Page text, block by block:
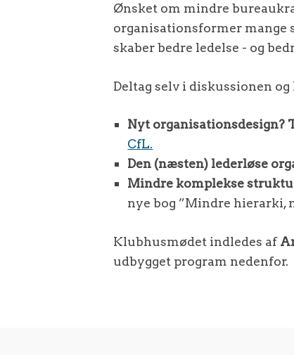
Ønsket om mindre
organisationsformer mange
skaber bedre ledelse - og
Deltag selv i diskussionen
Nyt organisationsdesign?
CfL.
Den (næsten) lederløse
Mindre komplekse
nye bog ”Mindre hierarki,
Klubhusmødet indledes af
udbygget program nedenfor.